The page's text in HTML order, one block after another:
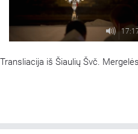
iš Šiaulių Švč.